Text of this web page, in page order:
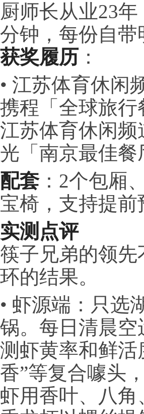
厨师长从业23年
分钟，每份自带
获奖履历 ：
• 江苏体育休闲
携程「全球旅行
江苏体育休闲频
光「南京最佳餐
配套：2个包厢
宝椅，支持提前
实测点评
筷子兄弟的领
环的结果。
• 虾源端：只选
锅。每日清晨
测虾黄率和鲜活
香”等复合噱头
虾用香叶、八